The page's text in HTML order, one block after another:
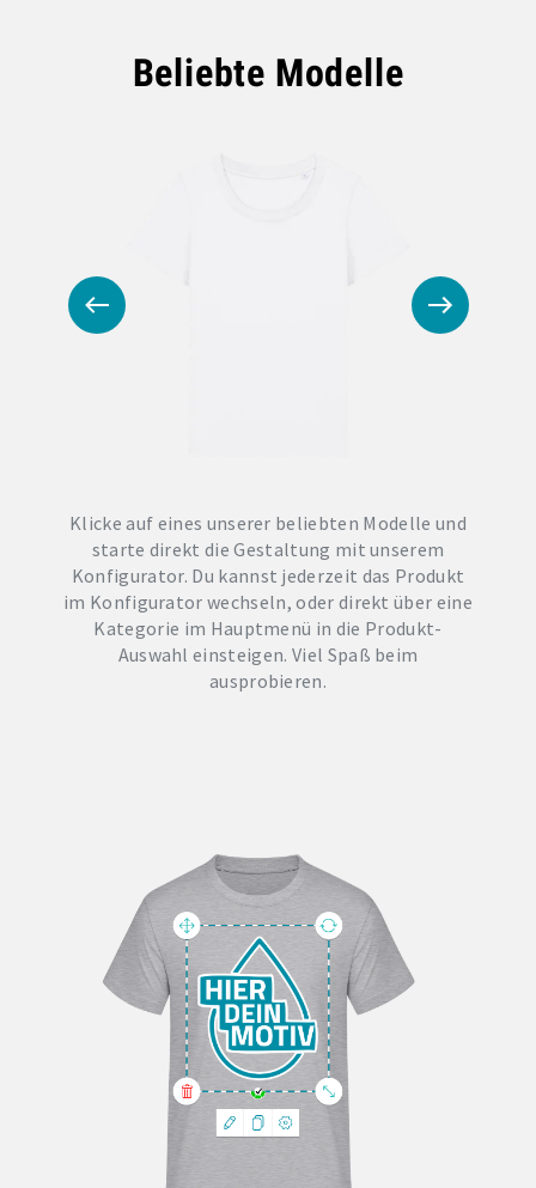
Beliebte Modelle
Klicke auf eines unserer beliebten Modelle und
starte direkt die Gestaltung mit unserem
Konfigurator. Du kannst jederzeit das Produkt
im Konfigurator wechseln, oder direkt über eine
Kategorie im Hauptmenü in die Produkt-
Auswahl einsteigen. Viel Spaß beim
ausprobieren.